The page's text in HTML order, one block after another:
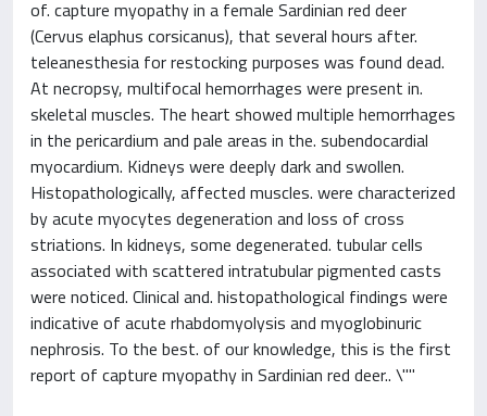
of. capture myopathy in a female Sardinian red deer
(Cervus elaphus corsicanus), that several hours after.
teleanesthesia for restocking purposes was found dead.
At necropsy, multifocal hemorrhages were present in.
skeletal muscles. The heart showed multiple hemorrhages
in the pericardium and pale areas in the. subendocardial
myocardium. Kidneys were deeply dark and swollen.
Histopathologically, affected muscles. were characterized
by acute myocytes degeneration and loss of cross
striations. In kidneys, some degenerated. tubular cells
associated with scattered intratubular pigmented casts
were noticed. Clinical and. histopathological findings were
indicative of acute rhabdomyolysis and myoglobinuric
nephrosis. To the best. of our knowledge, this is the first
report of capture myopathy in Sardinian red deer.. \""